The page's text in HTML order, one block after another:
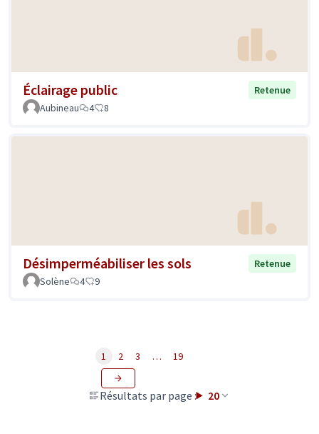
Éclairage public
Retenue
Aubineau
4 8
Désimperméabiliser les sols
Retenue
Solène
4 9
Résultats par page : 20
1 2 3 … 19